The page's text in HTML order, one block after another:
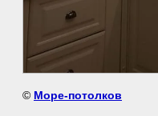
© Море-потолков